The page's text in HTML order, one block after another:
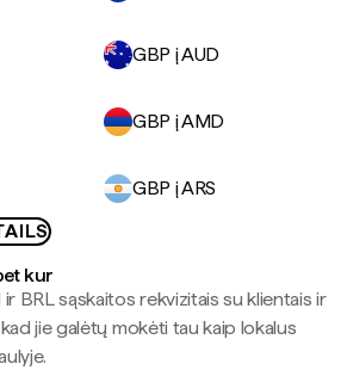
GBP į AUD
GBP į AMD
GBP į ARS
kur
ir BRL sąskaitos rekvizitais su klientais ir
jie galėtų mokėti tau kaip lokalus